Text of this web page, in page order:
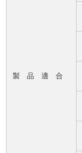
製品適合